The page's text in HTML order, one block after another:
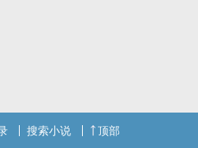
搜索小说 顶部